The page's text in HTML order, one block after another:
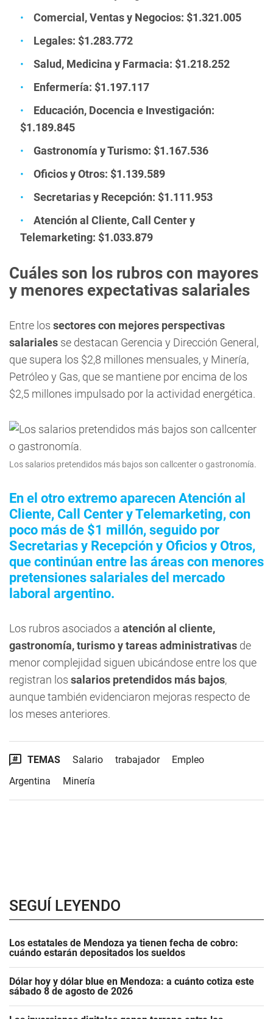
Comercial, Ventas y Negocios: $1.321.005
Legales: $1.283.772
Salud, Medicina y Farmacia: $1.218.252
Enfermería: $1.197.117
Educación, Docencia e Investigación:
$1.189.845
Gastronomía y Turismo: $1.167.536
Oficios y Otros: $1.139.589
Secretarias y Recepción: $1.111.953
Atención al Cliente, Call Center y
Telemarketing: $1.033.879
Cuáles son los rubros con mayores
y menores expectativas salariales
Entre los sectores con mejores perspectivas
salariales se destacan Gerencia y Dirección General,
que supera los $2,8 millones mensuales, y Minería,
Petróleo y Gas, que se mantiene por encima de los
$2,5 millones impulsado por la actividad energética.
Los salarios pretendidos más bajos son callcenter o gastronomía.
En el otro extremo aparecen Atención al
Cliente, Call Center y Telemarketing, con
poco más de $1 millón, seguido por
Secretarias y Recepción y Oficios y Otros,
que continúan entre las áreas con menores
pretensiones salariales del mercado
laboral argentino.
Los rubros asociados a atención al cliente,
gastronomía, turismo y tareas administrativas de
menor complejidad siguen ubicándose entre los que
registran los salarios pretendidos más bajos,
aunque también evidenciaron mejoras respecto de
los meses anteriores.
TEMAS Salario trabajador
Empleo
Argentina
Minería
SEGUÍ LEYENDO
Los estatales de Mendoza ya tienen fecha de cobro:
cuándo estarán depositados los sueldos
Dólar hoy y dólar blue en Mendoza: a cuánto cotiza este
sábado 8 de agosto de 2026